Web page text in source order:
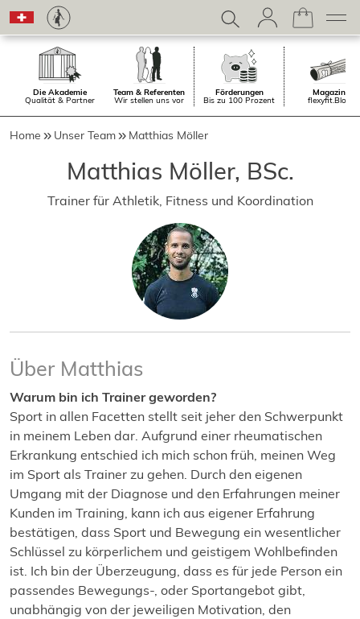
Die Akademie
Qualität & Partner
Team & Referenten
Wir stellen uns vor
Förderungen
Bis zu 100 Prozent
Magazin.
flexyfit.Blog
Home Unser Team Matthias Möller
Matthias Möller, BSc.
Trainer für Athletik, Fitness und Koordination
Über Matthias
Warum bin ich Trainer geworden?
Sport in allen Facetten stellt seit jeher den Schwerpunkt
in meinem Leben dar. Aufgrund einer rheumatischen
Erkrankung entschied ich mich schon früh, meinen Weg
im Sport als Trainer zu gehen. Durch den eigenen
Umgang mit der Diagnose und den Erfahrungen meiner
Kunden im Training, kann ich aus eigener Erfahrung
bestätigen, dass Sport und Bewegung ein wesentlicher
Schlüssel zu körperlichem und geistigem Wohlbefinden
ist. Ich bin der Überzeugung, dass es für jede Person ein
passendes Bewegungs-, oder Sportangebot gibt,
unabhängig von der jeweiligen Motivation, den